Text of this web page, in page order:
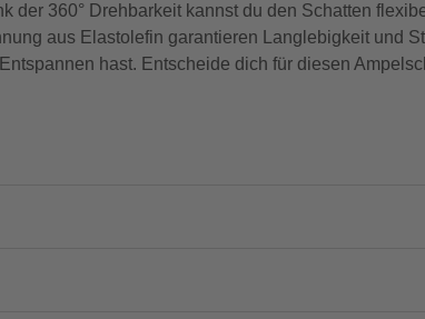
der 360° Drehbarkeit kannst du den Schatten
aus Elastolefin garantieren Langlebigkeit und
hast. Entscheide dich für diesen